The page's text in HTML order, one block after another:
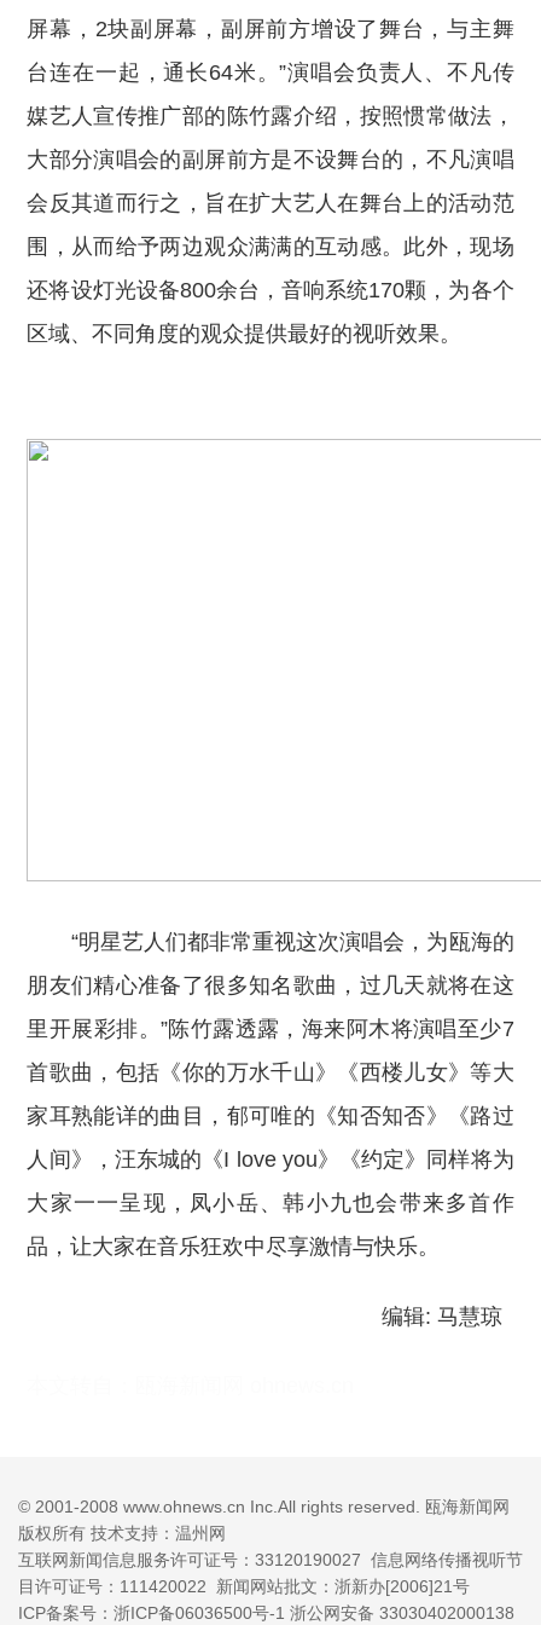
屏幕 ，2块副屏幕，副屏前方增设了舞台，与主舞
台连在一起，通长64米。”演唱会负责人、不凡传
媒艺人宣传推广部的陈竹露介绍，按照惯常做法，
大部分演唱会的副屏前方是不设舞台的，不凡演唱
会反其道而行之，旨在扩大艺人在舞台上的活动范
围，从而给予两边观众满满的互动感。 此外，现场
还将设灯光设备800余台，音响系统170颗，为各个
区域、不同角度的观众提供最好的视听效果。
“明星艺人们都非常重视这次演唱会，为瓯海的
朋友们精心准备了很多知名歌曲，过几天就将在这
里开展彩排。”陈竹露透露，海来阿木将演唱至少7
首歌曲，包括《你的万水千山》《西楼儿女》等大
家耳熟能详的曲目，郁可唯的《知否知否》《路过
人间》，汪东城的《I love you》《约定》同样将为
大家一一呈现，凤小岳、韩小九也会带来多首作
品，让大家在音乐狂欢中尽享激情与快乐。
编辑: 马慧琼
© 2001-2008 www.ohnews.cn Inc.All rights reserved. 瓯海新闻网
版权所有 技术支持：温州网
互联网新闻信息服务许可证号：33120190027 信息网络传播视听节
目许可证号：111420022 新闻网站批文：浙新办[2006]21号
ICP备案号：浙ICP备06036500号-1 浙公网安备 33030402000138